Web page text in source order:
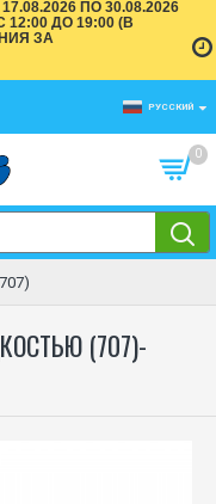
ПО 30.08.2026
ДО 19:00 (В
ЗА
РУССКИЙ
0
(707)-